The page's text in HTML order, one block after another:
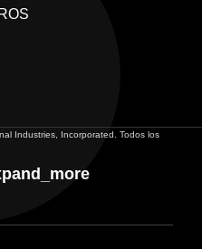
Industries, Incorporated. Todos los